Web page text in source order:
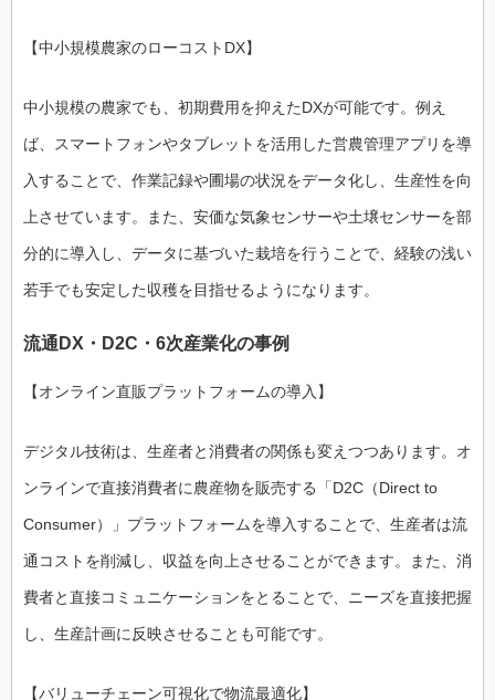
【中小規模農家のローコストDX】
中小規模の農家でも、初期費用を抑えたDXが可能です。例え
ば、スマートフォンやタブレットを活用した営農管理アプリを導
入することで、作業記録や圃場の状況をデータ化し、生産性を向
上させています。また、安価な気象センサーや土壌センサーを部
分的に導入し、データに基づいた栽培を行うことで、経験の浅い
若手でも安定した収穫を目指せるようになります。
流通DX・D2C・6次産業化の事例
【オンライン直販プラットフォームの導入】
デジタル技術は、生産者と消費者の関係も変えつつあります。オ
ンラインで直接消費者に農産物を販売する「D2C（Direct to
Consumer）」プラットフォームを導入することで、生産者は流
通コストを削減し、収益を向上させることができます。また、消
費者と直接コミュニケーションをとることで、ニーズを直接把握
し、生産計画に反映させることも可能です。
【バリューチェーン可視化で物流最適化】